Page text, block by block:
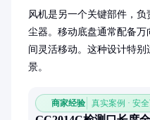
风机是另一个关键部件，
尘器。移动底盘通常配备
间灵活移动。这种设计特
景。
商家经验 真实案例 · 安